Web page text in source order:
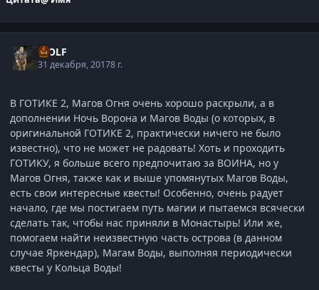
WOLF
31 декабря, 20178 г.
В ГОТИКЕ 2, Магов Огня очень хорошо раскрыли, а в
дополнении Ночь Ворона и Магов Воды (о которых, в
оригинальной ГОТИКЕ 2, практически ничего не было
известно), что не может не радовать! Хоть и проходить
ГОТИКУ, я больше всего предпочитаю за ВОИНА, но у
Магов Огня, также как и выше упомянутых Магов Воды,
есть свои интересные квесты! Особенно, очень радует
начало, где мы постигаем путь магии и пытаемся всячески
сделать так, чтобы нас приняли в Монастырь! Или же,
помогаем найти неизвестную часть острова (в данном
случае Яркендар), Магам Воды, выполняя периодически
квесты у Кольца Воды!